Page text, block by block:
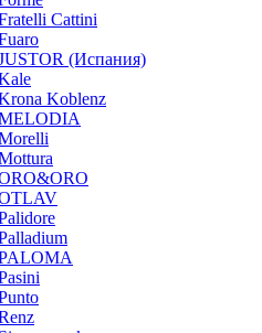
Cattini
(Испания)
Koblenz